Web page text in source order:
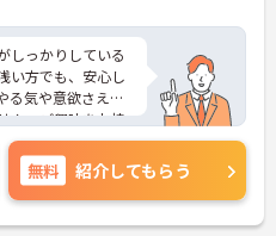
しっかりしている
い方でも、安心し
る気や意欲さえあ
ん。ご興味をお持
イントをお伝えし
ださいませ。
無料 紹介してもらう